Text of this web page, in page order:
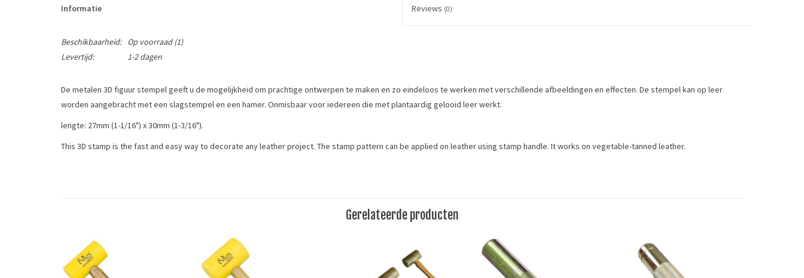
Informatie Reviews (0)
Beschikbaarheid: Op voorraad(1)
Levertijd:
1-2 dagen
De metalen 3D figuur stempel geeft u de mogelijkheid om prachtige ontwerpen te maken en zo eindeloos te werken met verschillende afbeeldingen en effecten. De stempelkan op leer
worden aangebracht met een slagstempel en een hamer. Onmisbaar voor iedereen die met plantaardig gelooid leer werkt.
lengte: 27mm (1-1/16") x 30mm (1-3/16").
This 3D stamp is the fast and easy way to decorate any leather project. The stamp pattern can be applied on leather using stamp handle. It works on vegetable-tanned leather.
Ivan Leathercraft
Gerelateerde producten